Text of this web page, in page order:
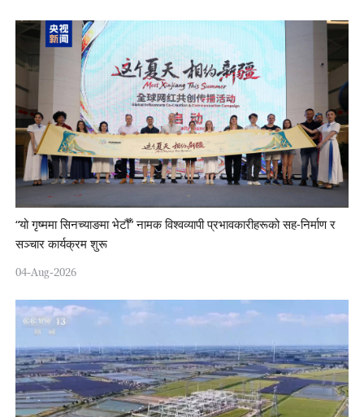
“यो गृष्ममा सिनच्याङमा भेटौँ” नामक विश्वव्यापी प्रभावकारीहरूको सह-निर्माण र
सञ्चार कार्यक्रम शुरू
04-Aug-2026